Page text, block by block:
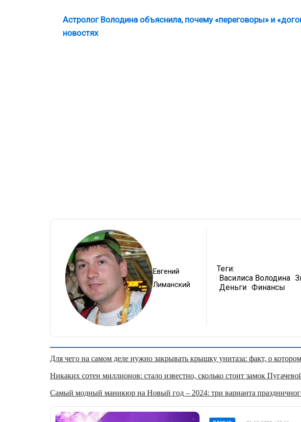
Астролог Володина объяснила, почему «переговоры» и
новостях
Евгений
Лиманский
Теги:
Василиса Володина
Деньги Финансы
Для чего на самом деле нужно закрывать крышку унитаза: факт, о
Никаких сотен миллионов: стало известно, сколько стоит замок
Самый модный маникюр на Новый год – 2024: три варианта